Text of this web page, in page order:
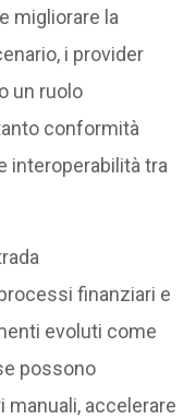
migliorare la
i provider
un ruolo
conformità
interoperabilità tra
finanziari e
evoluti come
possono
accelerare